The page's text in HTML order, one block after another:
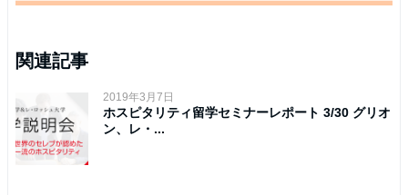
関連記事
2019年3月7日
ホスピタリティ留学セミナーレポート 3/30 グリオ
ン、レ・...